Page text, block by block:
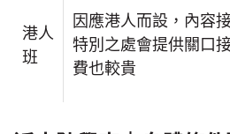
港人
班
因應港人而設，內容
特別之處會提供關口
費也較貴